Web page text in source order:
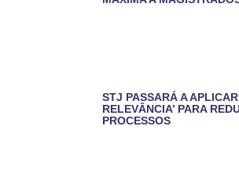
STJ PASSARÁ A
RELEVÂNCIA’ PARA
PROCESSOS